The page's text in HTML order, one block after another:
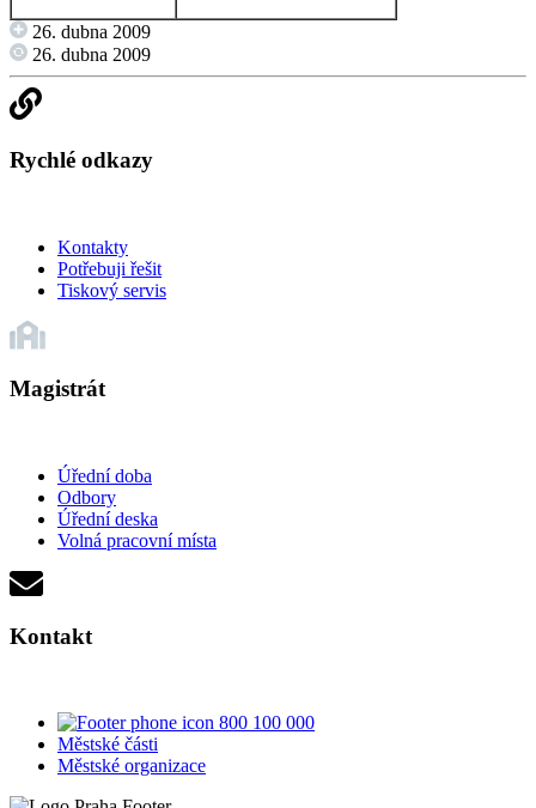
26. dubna 2009
26. dubna 2009
Rychlé odkazy
Kontakty
Potřebuji řešit
Tiskový servis
Magistrát
Úřední doba
Odbory
Úřední deska
Volná pracovní místa
Kontakt
800 100 000
Městské části
Městské organizace